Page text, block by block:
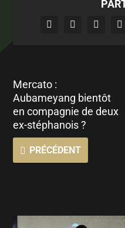
Mercato :
Aubameyang bientôt
en compagnie de deux
ex-stéphanois ?
PRÉCÉDENT